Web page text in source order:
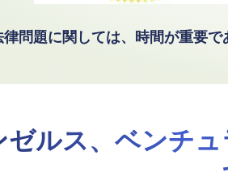
律問題に関しては、時間が重要で
ゼルス、ベンチ